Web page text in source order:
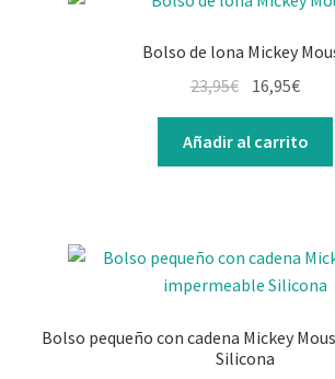
Bolso de lona Mickey
23,95€ 16,95€
Añadir al carrito
Bolso pequeño con cadena Mickey
Silicona